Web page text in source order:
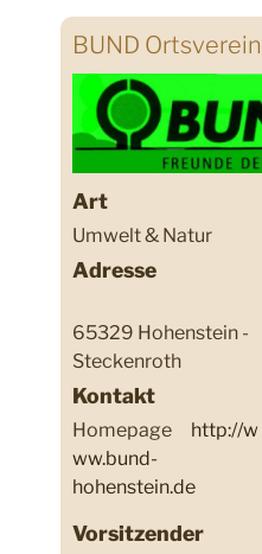
BUND
Art
Umwelt & Natur
Adresse
65329 Hohenstein -
Steckenroth
Kontakt
Homepage
http://w
ww.bund-
hohenstein.de
Vorsitzender